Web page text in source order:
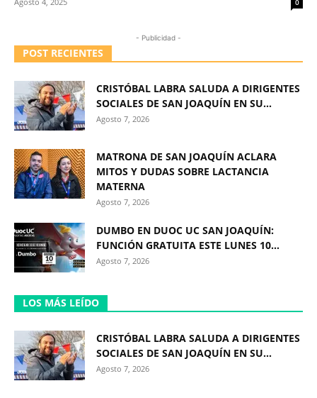
0
- Publicidad -
POST RECIENTES
CRISTÓBAL LABRA SALUDA A DIRIGENTES
SOCIALES DE SAN JOAQUÍN EN SU...
Agosto 7, 2026
MATRONA DE SAN JOAQUÍN ACLARA
MITOS Y DUDAS SOBRE LACTANCIA
MATERNA
Agosto 7, 2026
DUMBO EN DUOC UC SAN JOAQUÍN:
FUNCIÓN GRATUITA ESTE LUNES 10...
Agosto 7, 2026
LOS MÁS LEÍDO
CRISTÓBAL LABRA SALUDA A DIRIGENTES
SOCIALES DE SAN JOAQUÍN EN SU...
Agosto 7, 2026